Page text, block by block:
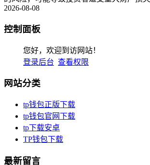
2026-08-08
控制面板
您好，欢迎到访网站！
登录后台 查看权限
网站分类
tp钱包正版下载
tp钱包官网下载
tp下载安卓
TP钱包下载
最新留言